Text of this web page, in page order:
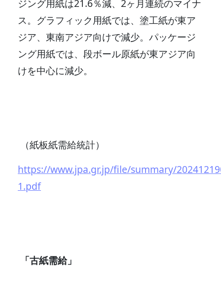
ジング用紙は21.6％減、2ヶ月連続のマイナ
ス。グラフィック用紙では、塗工紙が東ア
ジア、東南アジア向けで減少。パッケージ
ング用紙では、段ボール原紙が東アジア向
けを中心に減少。
（紙板紙需給統計）
https://www.jpa.gr.jp/file/summary/
1.pdf
「古紙需給」